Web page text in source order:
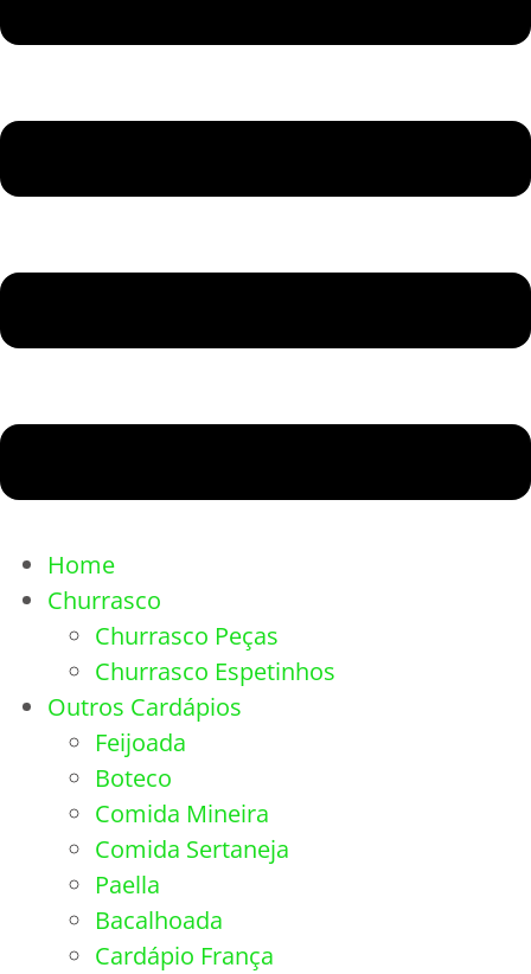
Home
Churrasco
Churrasco Peças
Churrasco Espetinhos
Outros Cardápios
Feijoada
Boteco
Comida Mineira
Comida Sertaneja
Paella
Bacalhoada
Cardápio França